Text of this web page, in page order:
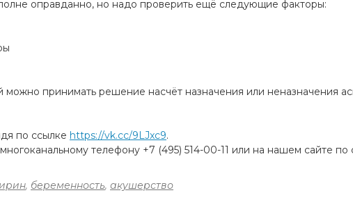
оправданно, но надо проверить ещё следующие факторы:
принимать решение насчёт назначения или неназначения
по ссылке https://vk.cc/9LJxc9.
телефону +7 (495) 514-00-11 или на нашем сайте по
, беременность, акушерство